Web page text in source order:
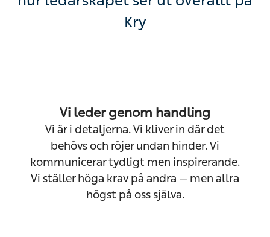
Kry
Vi leder genom handling
Vi är i detaljerna. Vi kliver in där det
behövs och röjer undan hinder. Vi
kommunicerar tydligt men inspirerande.
Vi ställer höga krav på andra — men allra
högst på oss själva.